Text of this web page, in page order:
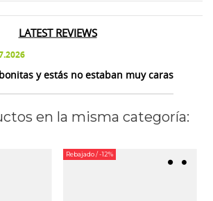
LATEST REVIEWS
y estás no estaban muy caras
en la misma categoría:
Rebajado/ -12%